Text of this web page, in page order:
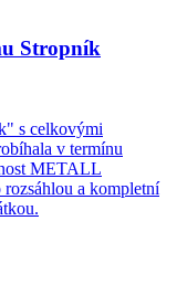
Stropník
s celkovými
v termínu
METALL
a kompletní